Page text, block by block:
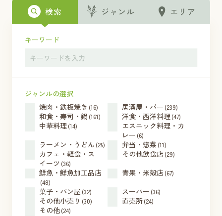
検索 ジャンル エリア
キーワード
ジャンルの選択
焼肉・鉄板焼き (16) 居酒屋・バー (239)
和食・寿司・鍋 (161) 洋食・西洋料理 (47)
中華料理 (14)
エスニック料理・カ
レー (6)
ラーメン・うどん (25) 弁当・惣菜(11)
カフェ・軽食・ス
イーツ (36)
その他飲食店(29)
鮮魚・鮮魚加工品店
(48)
青果・米殻店(67)
菓子・パン屋 (32) スーパー (36)
その他小売り (30) 直売所(24)
その他(24)